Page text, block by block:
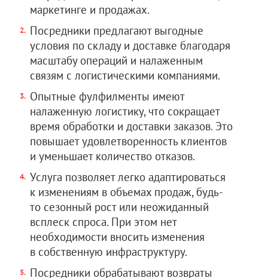
маркетинге и продажах.
Посредники предлагают выгодные
условия по складу и доставке благодаря
масштабу операций и налаженным
связям с логистическими компаниями.
Опытные фулфилменты имеют
налаженную логистику, что сокращает
время обработки и доставки заказов. Это
повышает удовлетворенность клиентов
и уменьшает количество отказов.
Услуга позволяет легко адаптироваться
к изменениям в объемах продаж, будь-
то сезонный рост или неожиданный
всплеск спроса. При этом нет
необходимости вносить изменения
в собственную инфраструктуру.
Посредники обрабатывают возвраты